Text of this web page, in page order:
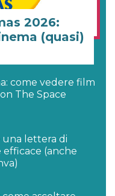
2026:
(quasi)
come vedere film
The Space
una lettera di
(anche